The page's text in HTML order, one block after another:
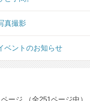
真撮影
ベントのお知らせ